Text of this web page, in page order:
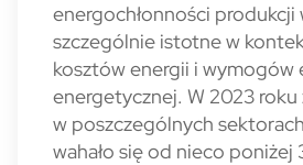
energochłonności produkcji
szczególnie istotne w
kosztów energii i wymogów
energetycznej. W 2023 roku
w poszczególnych
wahało się od nieco poniżej